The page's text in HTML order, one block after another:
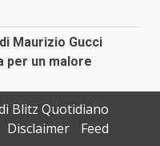
Maurizio Gucci
per un malore
Blitz Quotidiano
Disclaimer Feed